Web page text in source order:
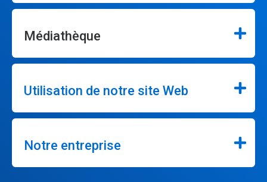
Médiathèque
Utilisation de notre site Web
Notre entreprise